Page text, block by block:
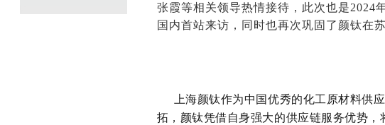
张霞等相关领导热情接待，此次也是2024
国内首站来访，同时也再次巩固了颜钛在
上海颜钛作为中国优秀的化工原材料供
拓 ，颜钛凭借自身强大的供应链服务优势